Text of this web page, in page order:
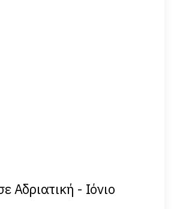
Αδριατική - Ιόνιο